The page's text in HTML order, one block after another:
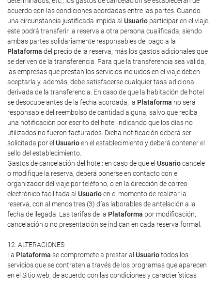
acuerdo con las condiciones acordadas entre las partes. Cuando
una circunstancia justificada impida al Usuario participar en el viaje,
este podrá transferir la reserva a otra persona cualificada, siendo
ambas partes solidariamente responsables del pago a la
Plataforma del precio de la reserva, más los gastos adicionales que
se deriven de la transferencia. Para que la transferencia sea válida,
las empresas que prestan los servicios incluidos en el viaje deben
aceptarla y, además, debe satisfacerse cualquier tasa adicional
derivada de la transferencia. En caso de que la habitación de hotel
se desocupe antes de la fecha acordada, la Plataforma no será
responsable del reembolso de cantidad alguna, salvo que reciba
una notificación por escrito del hotel indicando que los días no
utilizados no fueron facturados. Dicha notificación deberá ser
solicitada por el Usuarioen el establecimiento y deberá contener el
sello del establecimiento.
Gastos de cancelación del hotel: en caso de que el Usuariocancele
o modifique la reserva, deberá ponerse en contacto con el
organizador del viaje por teléfono, o en la dirección de correo
electrónico facilitada al Usuarioen el momento de realizar la
reserva, con al menos tres (3) días laborables de antelación a la
fecha de llegada. Las tarifas de la Plataforma por modificación,
cancelación o no presentación se indican en cada reserva formal.
12. ALTERACIONES
La Plataforma se compromete a prestar al Usuariotodos los
servicios que se contraten a través de los programas que aparecen
en el Sitio web, de acuerdo con las condiciones y características